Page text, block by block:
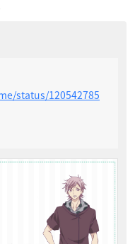
status/120542785